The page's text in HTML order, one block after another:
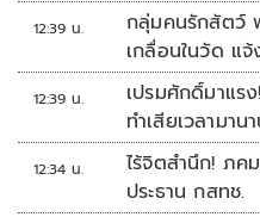
12:39 น.
กลุ่มคนรักสัตว์
เกลื่อนในวัด แ
12:39 น.
เปรมศักดิ์มาแร
ทำเสียเวลามาน
12:34 น.
ไร้จิตสำนึก! ภ
ประธาน กสทช.